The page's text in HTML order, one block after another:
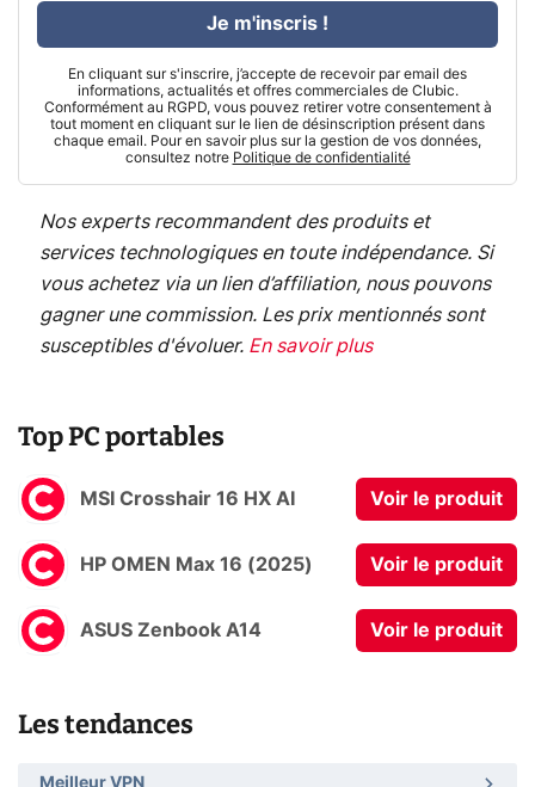
En cliquant sur s'inscrire, j’accepte de recevoir par email des
informations, actualités et offres commerciales de Clubic.
Conformément au RGPD, vous pouvez retirer votre consentement à
tout moment en cliquant sur le lien de désinscription présent dans
chaque email. Pour en savoir plus sur la gestion de vos données,
consultez notre Politique de confidentialité
Je m'inscris !
Nos experts recommandent des produits et
services technologiques en toute indépendance. Si
vous achetez via un lien d’affiliation, nous pouvons
gagner une commission. Les prix mentionnés sont
susceptibles d'évoluer. En savoir plus
Top PC portables
MSI Crosshair 16 HX AI Voir le produit
HP OMEN Max 16 (2025) Voir le produit
ASUS Zenbook A14 Voir le produit
Les tendances
Meilleur VPN